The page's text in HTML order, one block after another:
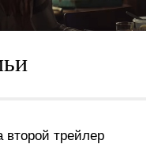
второй трейлер